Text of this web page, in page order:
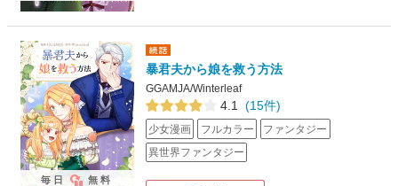
暴君夫から娘を救う方法
GGAMJA/Winterleaf
4.1 (15件)
少女漫画 フルカラー
ファンタジー
異世界ファンタジー
毎日 無料